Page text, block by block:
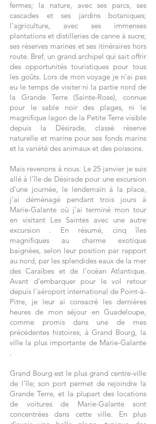
fermes; la nature, avec ses parcs, ses
cascades et ses jardins botaniques;
l'agriculture, avec ses immenses
plantations et distilleries de canne à sucre;
ses réserves marines et ses itinéraires hors
route. Bref, un grand archipel qui sait offrir
des opportunités touristiques pour tous
les goûts. Lors de mon voyage je n'ai pas
eu le temps de visiter ni la partie nord de
la Grande Terre (Sainte-Rose), connue
pour le sable noir des plages, ni le
magnifique lagon de la Petite Terre visible
depuis la Dèsirade, classé réserve
naturelle et marine pour ses fonds marins
et la variété des animaux et des poissons.
Mais revenons à nous. Le 25 janvier je suis
allé à l'île de Dèsirade pour une excursion
d'une journée, le lendemain à la place,
j'ai déménagé pendant trois jours à
Marie-Galante où j'ai terminé mon tour
en visitant Les Saintes avec une autre
excursion . En résumé, cinq îles
magnifiques au charme exotique
baignées, selon leur position par rapport
au nord, par les splendides eaux de la mer
des Caraïbes et de l'océan Atlantique.
Avant d'embarquer pour le vol retour
depuis l'aéroport international de Point-à-
Pitre, je leur ai consacré les dernières
heures de mon séjour en Guadeloupe,
comme promis dans une de mes
précédentes histoires, à Grand Bourg, la
ville la plus importante de Marie-Galante
.
Grand Bourg est le plus grand centre-ville
de l'île; son port permet de rejoindre la
Grande Terre, et la plupart des locations
de voitures de Marie-Galante sont
concentrées dans cette ville. En plus